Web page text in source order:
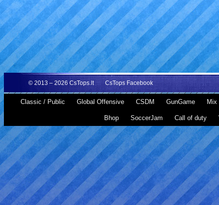
© 2013 – 2026 CsTops.lt CsTops Facebook
Classic / Public Global Offensive CSDM GunGame Mix
Bhop SoccerJam Call of duty